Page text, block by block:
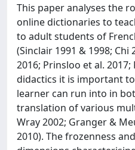
This paper analyses the
online dictionaries to
to adult students of
(Sinclair 1991 & 1998; Chi
2016; Prinsloo et al.
didactics it is important
learner can run into in
translation of various
Wray 2002; Granger &
2010). The frozenness